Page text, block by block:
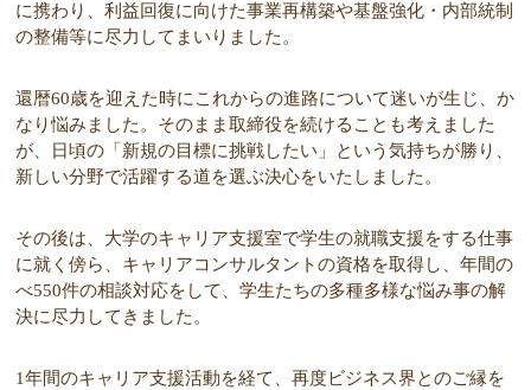
に携わり、利益回復に向けた事業再構築や基盤強化・内部統制
の整備等に尽力してまいりました。
還暦60歳を迎えた時にこれからの進路について迷いが生じ、か
なり悩みました。そのまま取締役を続けることも考えました
が、日頃の「新規の目標に挑戦したい」という気持ちが勝り、
新しい分野で活躍する道を選ぶ決心をいたしました。
その後は、大学のキャリア支援室で学生の就職支援をする仕事
に就く傍ら、キャリアコンサルタントの資格を取得し、年間の
べ550件の相談対応をして、学生たちの多種多様な悩み事の解
決に尽力してきました。
1年間のキャリア支援活動を経て、再度ビジネス界とのご縁を